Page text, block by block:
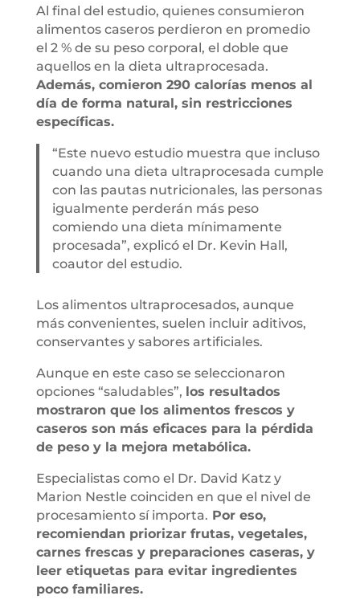
Al final del estudio, quienes consumieron
alimentos caseros perdieron en promedio
el 2 % de su peso corporal, el doble que
aquellos en la dieta ultraprocesada.
Además, comieron 290 calorías menos al
día de forma natural, sin restricciones
específicas.
“Este nuevo estudio muestra que incluso
cuando una dieta ultraprocesada cumple
con las pautas nutricionales, las personas
igualmente perderán más peso
comiendo una dieta mínimamente
procesada”, explicó el Dr. Kevin Hall,
coautor del estudio.
Los alimentos ultraprocesados, aunque
más convenientes, suelen incluir aditivos,
conservantes y sabores artificiales.
Aunque en este caso se seleccionaron
opciones “saludables”, los resultados
mostraron que los alimentos frescos y
caseros son más eficaces para la pérdida
de peso y la mejora metabólica.
Especialistas como el Dr. David Katz y
Marion Nestle coinciden en que el nivel de
procesamiento sí importa. Por eso,
recomiendan priorizar frutas, vegetales,
carnes frescas y preparaciones caseras, y
leer etiquetas para evitar ingredientes
poco familiares.